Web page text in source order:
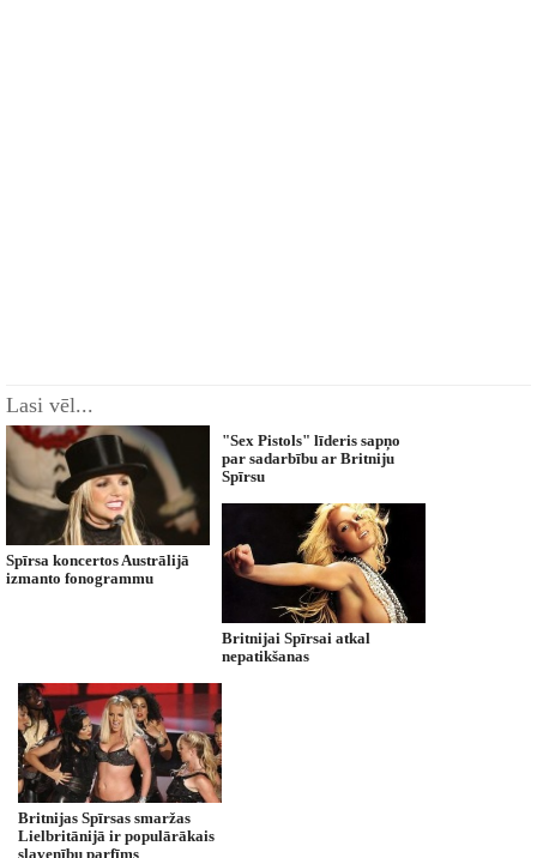
Lasi vēl...
Spīrsa koncertos Austrālijā
izmanto fonogrammu
"Sex Pistols" līderis sapņo
par sadarbību ar Britniju
Spīrsu
Britnijai Spīrsai atkal
nepatikšanas
Britnijas Spīrsas smaržas
Lielbritānijā ir populārākais
slavenību parfīms